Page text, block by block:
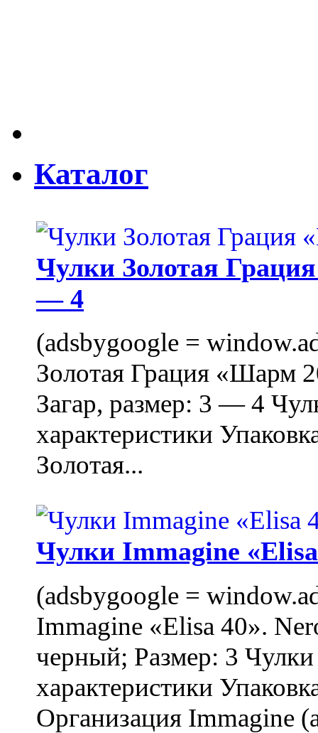
Каталог
Чулки Золотая
— 4
(adsbygoogle =
Золотая Грация «Шарм
Загар, размер: 3 — 4
характеристики
Золотая...
Чулки Immagine
(adsbygoogle =
Immagine «Elisa 40».
черный; Размер: 3
характеристики
Организация Immagine